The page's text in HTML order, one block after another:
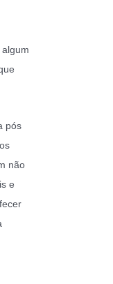
pós
não
e